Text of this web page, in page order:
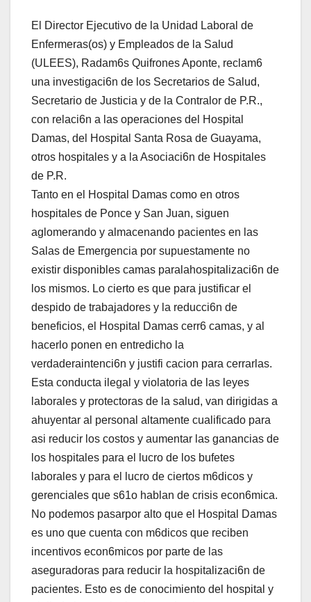
El Director Ejecutivo de la Unidad Laboral de
Enfermeras(os) y Empleados de la Salud
(ULEES), Radam6s Quifrones Aponte, reclam6
una investigaci6n de los Secretarios de Salud,
Secretario de Justicia y de la Contralor de P.R.,
con relaci6n a las operaciones del Hospital
Damas, del Hospital Santa Rosa de Guayama,
otros hospitales y a la Asociaci6n de Hospitales
de P.R.
Tanto en el Hospital Damas como en otros
hospitales de Ponce y San Juan, siguen
aglomerando y almacenando pacientes en las
Salas de Emergencia por supuestamente no
existir disponibles camas paralahospitalizaci6n de
los mismos. Lo cierto es que para justificar el
despido de trabajadores y la reducci6n de
beneficios, el Hospital Damas cerr6 camas, y al
hacerlo ponen en entredicho la
verdaderaintenci6n y justifi cacion para cerrarlas.
Esta conducta ilegal y violatoria de las leyes
laborales y protectoras de la salud, van dirigidas a
ahuyentar al personal altamente cualificado para
asi reducir los costos y aumentar las ganancias de
los hospitales para el lucro de los bufetes
laborales y para el lucro de ciertos m6dicos y
gerenciales que s61o hablan de crisis econ6mica.
No podemos pasarpor alto que el Hospital Damas
es uno que cuenta con m6dicos que reciben
incentivos econ6micos por parte de las
aseguradoras para reducir la hospitalizaci6n de
pacientes. Esto es de conocimiento del hospital y